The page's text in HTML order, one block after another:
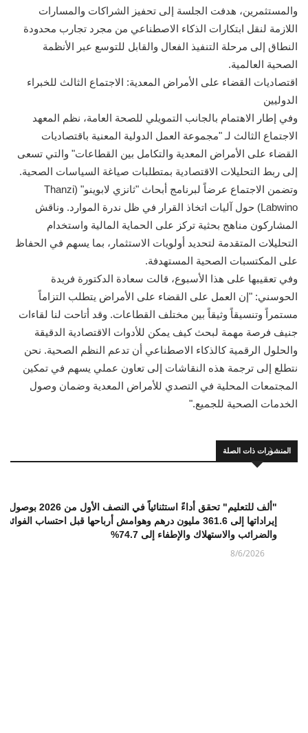
والمستثمرين، هدفت الجلسة إلى تحفيز الشراكات والمسارات
اللازمة لنقل ابتكارات الذكاء الاصطناعي من مجرد تجارب محدودة
النطاق إلى مرحلة التنفيذ الفعال والقابل للتوسع عبر الأنظمة
الصحية العالمية.
اقتصاديات القضاء على الأمراض المعدية: الاجتماع الثالث للخبراء
الدوليين
وفي إطار الاهتمام بالجانب التمويلي للصحة العامة، نظم المعهد
الاجتماع الثالث لـ "مجموعة العمل الدولية المعنية باقتصاديات
القضاء على الأمراض المعدية والتكامل بين القطاعات" والتي تسعى
إلى ربط التحليلات الاقتصادية بمتطلبات صياغة السياسات الصحية.
وتضمن الاجتماع عرضاً لبرنامج أبحاث "ثانزي لابوينو" (Thanzi
Labwino) حول آليات اتخاذ القرار في ظل ندرة الموارد. وناقش
المشاركون مناهج بحثية تركز على الحماية المالية واستخدام
التحليلات المتقدمة لتحديد أولويات الاستثمار، بما يسهم في الحفاظ
على المكتسبات الصحية المستهدفة.
وفي تعقيبها على هذا الأسبوع، قالت سعادة الدكتورة فريدة
الحوسني: "إن العمل على القضاء على الأمراض يتطلب التزاماً
مستمراً وتنسيقاً وثيقاً بين مختلف القطاعات. وقد أتاحت لنا لقاءات
جنيف فرصة مهمة لبحث كيف يمكن للأدوات الاقتصادية الدقيقة
والحلول الرقمية كالذكاء الاصطناعي أن تدعم النظم الصحية. نحن
نتطلع إلى ترجمة هذه النقاشات إلى تعاون عملي يسهم في تمكين
المجتمعات المحلية في التصدي للأمراض المعدية وضمان وصول
الخدمات الصحية للجميع."
المنشورات ذات الصلة
"ألف للتعليم" تحقق أداءً استثنائياً في النصف الأول من 2026 بوصول
إيراداتها إلى 361.6 مليون درهم وهوامش أرباحها قبل احتساب الفوائد
والضرائب والاستهلاك والإطفاء إلى 74.7%
8/6/2026